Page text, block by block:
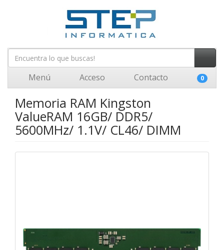
Menú Acceso Contacto 0
Memoria RAM Kingston
ValueRAM 16GB/ DDR5/
5600MHz/ 1.1V/ CL46/ DIMM